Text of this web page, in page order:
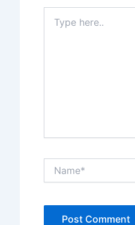
here..